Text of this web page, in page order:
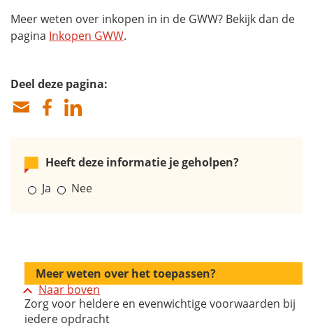
Meer weten over inkopen in in de GWW? Bekijk dan de
pagina Inkopen GWW.
Deel deze pagina:
Heeft deze informatie je geholpen?
Ja
Nee
Meer weten over het toepassen?
Zorg voor heldere en evenwichtige voorwaarden bij
iedere opdracht
Naar boven